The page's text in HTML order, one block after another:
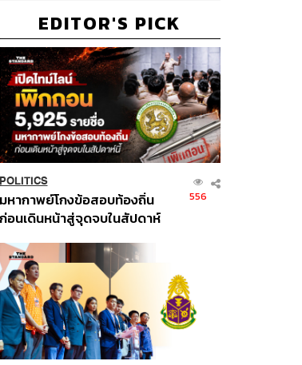
EDITOR'S PICK
POLITICS
มหากาพย์โกงข้อสอบท้องถิ่น
ก่อนเดินหน้าสู่จุดจบในสัปดาห์
556